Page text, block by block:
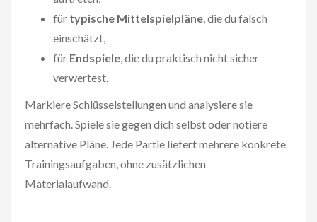
für typische Mittelspielpläne, die du falsch
einschätzt,
für Endspiele, die du praktisch nicht sicher
verwertest.
Markiere Schlüsselstellungen und analysiere sie
mehrfach. Spiele sie gegen dich selbst oder notiere
alternative Pläne. Jede Partie liefert mehrere konkrete
Trainingsaufgaben, ohne zusätzlichen
Materialaufwand.